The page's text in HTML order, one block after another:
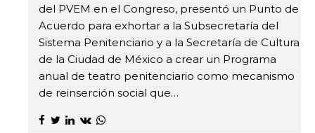
del PVEM en el Congreso, presentó un Punto de
Acuerdo para exhortar a la Subsecretaría del
Sistema Penitenciario y a la Secretaría de Cultura
de la Ciudad de México a crear un Programa
anual de teatro penitenciario como mecanismo
de reinserción social que…